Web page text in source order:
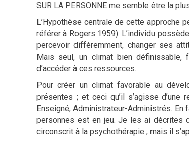
SUR LA PERSONNE me semble être la
L’Hypothèse centrale de cette approche
référer à Rogers 1959). L’individu
percevoir différemment, changer ses
Mais seul, un climat bien définissable,
d’accéder à ces ressources.
Pour créer un climat favorable au
présentes ; et ceci qu’il s’agisse d’une
Enseigné, Administrateur-Administrés.
personnes est en jeu. Je les ai décrites
circonscrit à la psychothérapie ; mais il